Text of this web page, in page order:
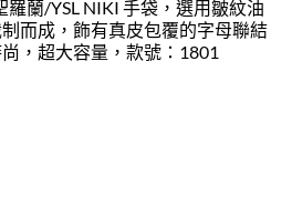
羅蘭/YSL NIKI 手袋，選用皺紋油
而成，飾有真皮包覆的字母聯結
，超大容量，款號：1801